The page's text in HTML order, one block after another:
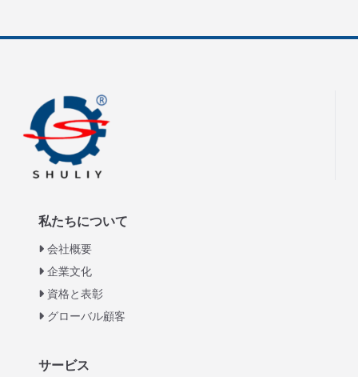
私たちについて
会社概要
企業文化
資格と表彰
グローバル顧客
サービス
Italian